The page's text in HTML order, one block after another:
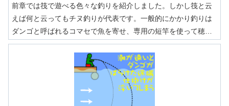
前章では筏で遊べる色々な釣りを紹介しました。しかし筏と云
えば何と云ってもチヌ釣りが代表です。一般的にかかり釣りは
ダンゴと呼ばれるコマセで魚を寄せ、専用の短竿を使って穂先
でアタリをとりながら釣ります。ウキやカゴを使わない竿一本
のシンプルな仕掛けですが、それなりに奥が深くゲーム性の高
い釣りです。ここでは筏のチヌ釣りに必要な装備や餌をご紹介